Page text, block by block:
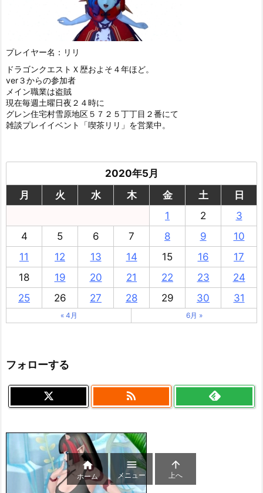
プレイヤー名：リリ
ドラゴンクエストＸ歴およそ４年ほど。
ver３からの参加者
メイン職業は盗賊
現在毎週土曜日夜２４時に
グレン住宅村雪原地区５７２５丁丁目２番にて
雑談プレイイベント「喫茶リリ」を営業中。
2020年5月
月
火 水 木 金 土
日
1
2
3
4
5 6 7 8 9
10
11
12 13 14 15 16
17
18
19 20 21 22 23
24
25
26 27 28 29 30 31
« 4月 6月 »
フォローする


ホーム

メニュー

上へ